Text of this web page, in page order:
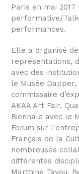
Paris en mai
performative/
performances.
Elle a organisé
représentations,
avec des
le Musée
commissaire
AKAA Art Fair,
Biennale avec le
Forum sur
Français de la
nombreuses
différentes
Marthine Tayou,